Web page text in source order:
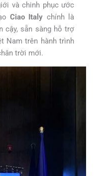
và chinh phục ước
Ciao Italy chính là
cậy, sẵn sàng hỗ trợ
Nam trên hành trình
trời mới.